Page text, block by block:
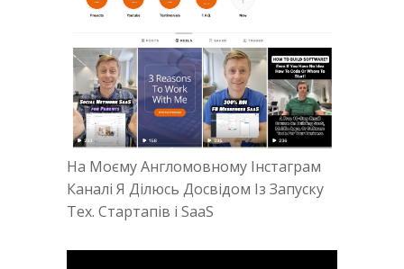
На Моєму Англомовному Інстаграм
Каналі Я Ділюсь Досвідом Із Запуску
Тех. Стартапів і SaaS